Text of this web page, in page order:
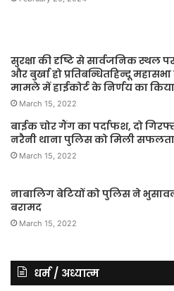
सुरक्षा की दृष्टि से सार्वजनिक स्थल
और बुर्खा हो प्रतिबन्धितहिन्दू
मामले में हाईकोर्ट के निर्णय का
March 15, 2022
बाईक चोर गैंग का पर्दाफश, दो
नरैनी थाना पुलिस को मिली सफलता
March 15, 2022
नाबालिग बेटियों को पुलिस ने
बरामद
March 15, 2022
धर्म / अध्यात्म